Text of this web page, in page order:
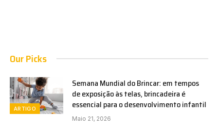
Our Picks
ARTIGO
Semana Mundial do Brincar: em tempos
de exposição às telas, brincadeira é
essencial para o desenvolvimento infantil
Maio 21, 2026